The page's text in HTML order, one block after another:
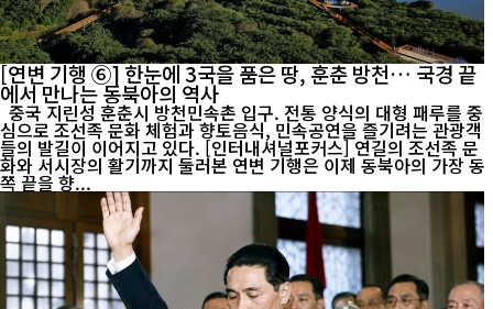
[연변 기행 ⑥] 한눈에 3국을 품은 땅, 훈춘 방천… 국경 끝
에서 만나는 동북아의 역사
심으로 조선족 문화 체험과 향토음식, 민속공연을 즐기려는 관광객
들의 발길이 이어지고 있다. [인터내셔널포커스] 연길의 조선족 문
화와 서시장의 활기까지 둘러본 연변 기행은 이제 동북아의 가장 동
쪽 끝을 향...